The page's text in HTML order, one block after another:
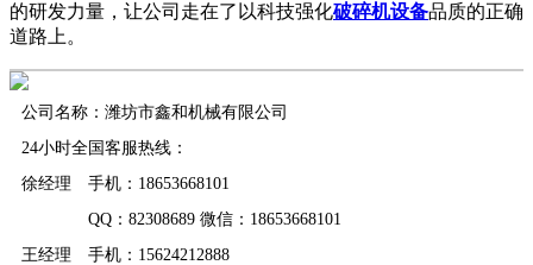
的研发力量，让公司走在了以科技强化破碎机设备品质的正确
道路上。
公司名称：潍坊市鑫和机械有限公司
24小时全国客服热线：
徐经理 手机：18653668101
QQ：82308689 微信：18653668101
王经理 手机：15624212888